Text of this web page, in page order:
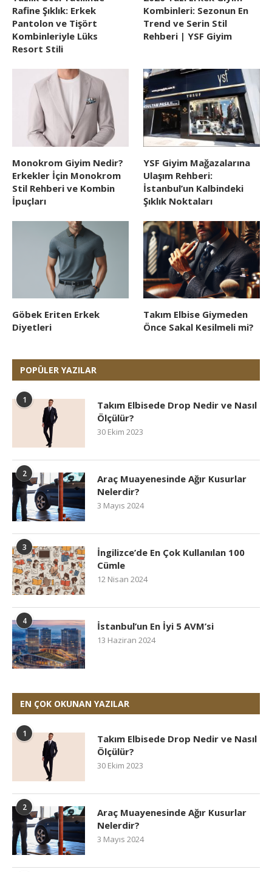
Rafine Şıklık: Erkek
Pantolon ve Tişört
Kombinleriyle Lüks
Resort Stili
Kombinleri: Sezonun En
Trend ve Serin Stil
Rehberi | YSF Giyim
Monokrom Giyim Nedir?
Erkekler İçin Monokrom
Stil Rehberi ve Kombin
İpuçları
YSF Giyim Mağazalarına
Ulaşım Rehberi:
İstanbul’un Kalbindeki
Şıklık Noktaları
Göbek Eriten Erkek
Diyetleri
Takım Elbise Giymeden
Önce Sakal Kesilmeli mi?
POPÜLER YAZILAR
1
Takım Elbisede Drop Nedir ve Nasıl
Ölçülür?
30 Ekim 2023
2
Araç Muayenesinde Ağır Kusurlar
Nelerdir?
3 Mayıs 2024
3
İngilizce’de En Çok Kullanılan 100
Cümle
12 Nisan 2024
4 İstanbul’un En İyi 5 AVM’si
13 Haziran 2024
EN ÇOK OKUNAN YAZILAR
1
Takım Elbisede Drop Nedir ve Nasıl
Ölçülür?
30 Ekim 2023
2
Araç Muayenesinde Ağır Kusurlar
Nelerdir?
3 Mayıs 2024